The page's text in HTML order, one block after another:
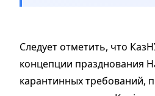
Следует отметить, что
концепции празднования
карантинных требований,